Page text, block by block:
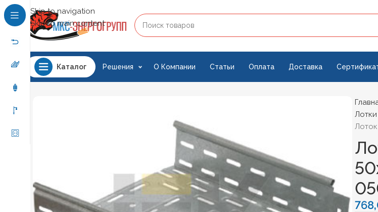
Skip to navigation
Skip to main content
Каталог Решения О Компании Статьи Оплата Доставка